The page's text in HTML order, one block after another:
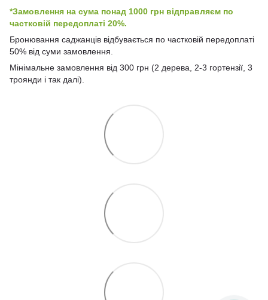
*Замовлення на сума понад 1000 грн відправляєм по
частковій передоплаті 20%.
Бронювання саджанців відбувається по частковій передоплаті
50% від суми замовлення.
Мінімальне замовлення від 300 грн (2 дерева, 2-3 гортензії, 3
троянди і так далі).